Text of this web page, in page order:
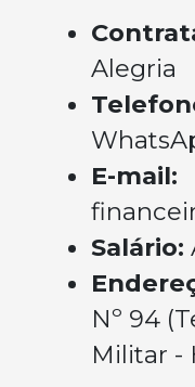
Alegria
E-mail:
Salário:
Nº 94
Militar -